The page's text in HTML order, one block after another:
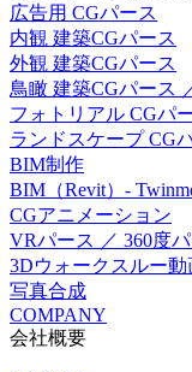
広告用 CGパース
内観 建築CGパース
外観 建築CGパース
鳥瞰 建築CGパース
フォトリアル CGパ
ランドスケープ CG
BIM制作
BIM（Revit）-
CGアニメーション
VRパース ／ 360度
3Dウォークスルー動
写真合成
COMPANY
会社概要